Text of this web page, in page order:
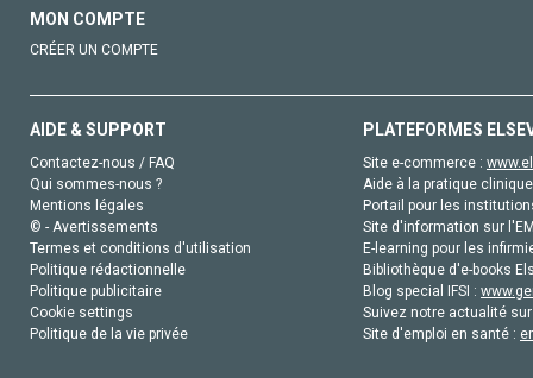
MON COMPTE
CRÉER UN COMPTE
AIDE & SUPPORT
Contactez-nous / FAQ
Qui sommes-nous ?
Mentions légales
© - Avertissements
Termes et conditions d'utilisation
Politique rédactionnelle
Politique publicitaire
Cookie settings
Politique de la vie privée
PLATEFORMES
Site e-commerce :
Aide à la pratique
Portail pour les
Site d'information sur
E-learning pour les
Bibliothèque d'e-books
Blog special IFSI :
Suivez notre actualité
Site d'emploi en santé :